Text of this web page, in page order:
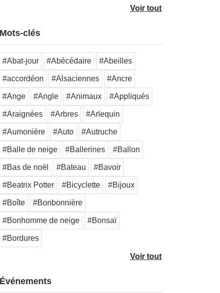
Voir tout
Mots-clés
#Abat-jour #Abécédaire #Abeilles
#accordéon #Alsaciennes #Ancre
#Ange #Angle #Animaux #Appliqués
#Araignées #Arbres #Arlequin
#Aumonière #Auto #Autruche
#Balle de neige #Ballerines #Ballon
#Bas de noël #Bateau #Bavoir
#Beatrix Potter #Bicyclette #Bijoux
#Boîte #Bonbonnière
#Bonhomme de neige #Bonsaï
#Bordures
Voir tout
Événements